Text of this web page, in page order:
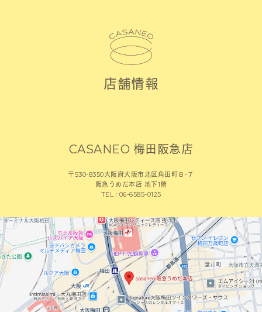
店舗情報
CASANEO 梅田阪急店
〒530-8350大阪府大阪市北区角田町８-７
阪急うめだ本店 地下1階
TEL : 06-6585-0125